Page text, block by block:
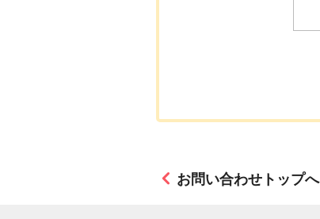
お問い合わせトップへ